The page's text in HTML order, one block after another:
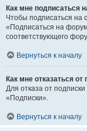
Как мне подписаться
Чтобы подписаться на
«Подписаться на
соответствующего
Вернуться к началу
Как мне отказаться от
Для отказа от
«Подписки».
Вернуться к началу